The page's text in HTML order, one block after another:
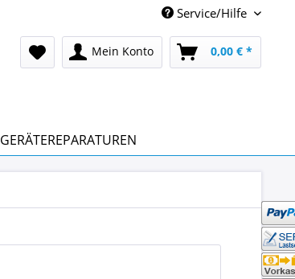
Service/Hilfe
Mein Konto 0,00 € *
GERÄTEREPARATUREN